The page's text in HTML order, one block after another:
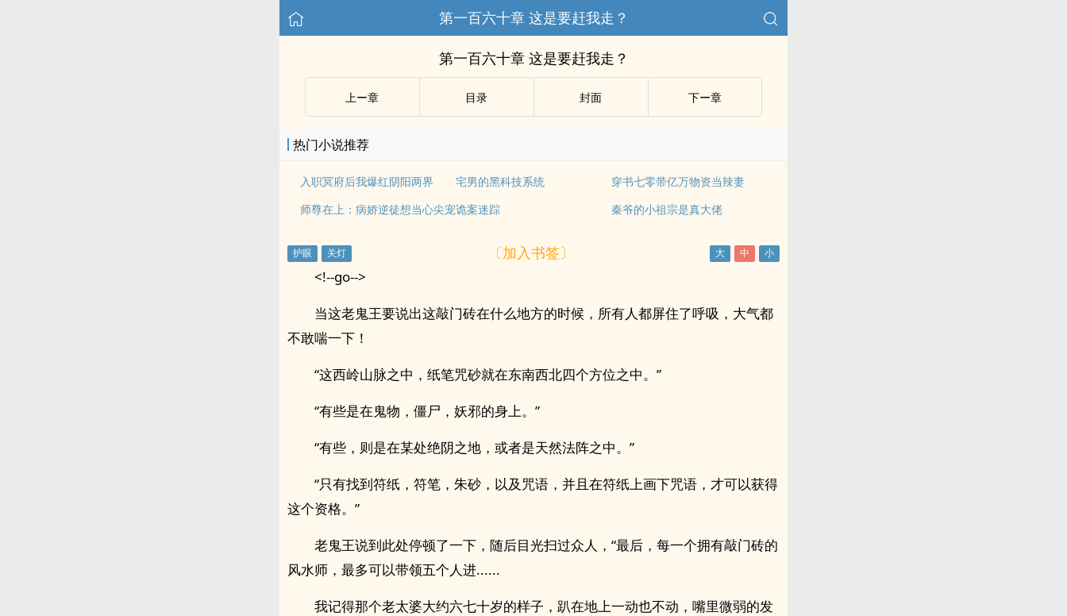
第一百六十章 这是要赶我走？
第一百六十章 这是要赶我走？
上ー章 目录 封面 下ー章
热门小说推荐
入职冥府后我爆红阴阳两界 宅男的黑科技系统
穿书七零带亿万物资当辣妻
师尊在上：病娇逆徒想当心尖宠诡案迷踪 秦爷的小祖宗是真大佬
〔加入书签〕
<!--go-->
当这老鬼王要说出这敲门砖在什么地方的时候，所有人都屏住了呼吸，大气都
不敢喘一下！
“这西岭山脉之中，纸笔咒砂就在东南西北四个方位之中。”
“有些是在鬼物，僵尸，妖邪的身上。”
“有些，则是在某处绝阴之地，或者是天然法阵之中。”
“只有找到符纸，符笔，朱砂，以及咒语，并且在符纸上画下咒语，才可以获得
这个资格。”
老鬼王说到此处停顿了一下，随后目光扫过众人，“最后，每一个拥有敲门砖的
风水师，最多可以带领五个人进......
我记得那个老太婆大约六七十岁的样子，趴在地上一动也不动，嘴里微弱的发